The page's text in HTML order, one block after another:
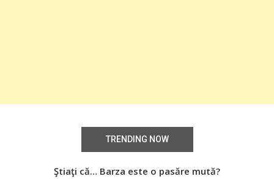
TRENDING NOW
Ştiaţi că… Barza este o pasăre mută?